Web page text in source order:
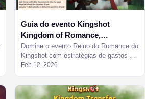
Guia do evento Kingshot
Kingdom of Romance,
recompensas e estratégias para
chefes
Domine o evento Reino do Romance do
Kingshot com estratégias de gastos de
elite, formações de chefes e
Feb 12, 2026